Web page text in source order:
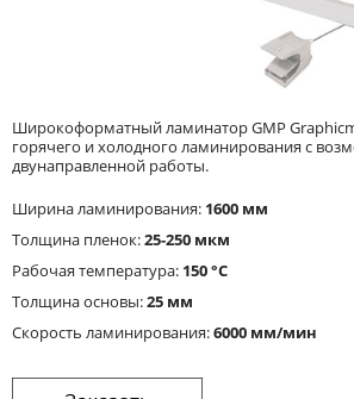
Широкоформатный ламинатор GMP
горячего и холодного ламинирования с
двунаправленной работы.
Ширина ламинирования: 1600 мм
Толщина пленок:25-250 мкм
Рабочая температура: 150 °C
Толщина основы:25 мм
Скорость ламинирования:6000 мм/мин